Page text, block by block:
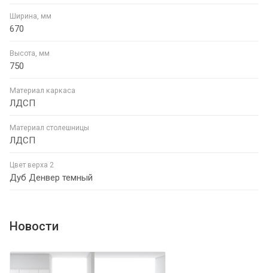
Ширина, мм
670
Высота, мм
750
Материал каркаса
ЛДСП
Материал столешницы
ЛДСП
Цвет верха 2
Дуб Денвер темный
Новости